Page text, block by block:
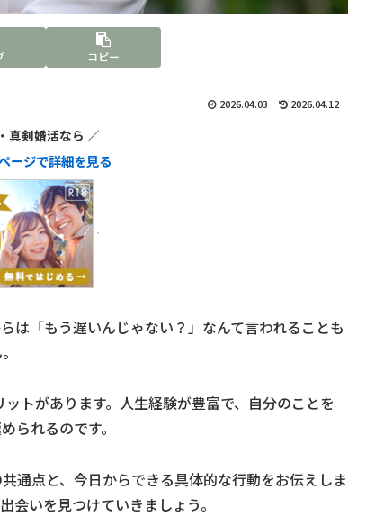
コピー
2026.04.03 2026.04.12
真剣婚活なら ／
ージで詳細を見る
は「もう遅いんじゃない？」なんて言われることも
トがあります。人生経験が豊富で、自分のことを
られるのです。
通点と、今日からできる具体的な行動をお伝えしま
会いを見つけていきましょう。